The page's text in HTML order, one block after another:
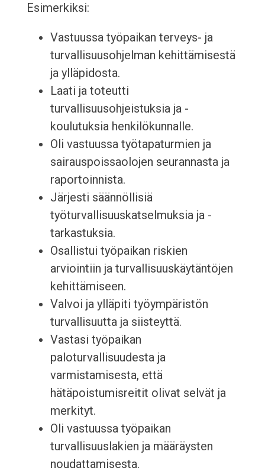
Esimerkiksi:
Vastuussa työpaikan terveys- ja
turvallisuusohjelman kehittämisestä
ja ylläpidosta.
Laati ja toteutti
turvallisuusohjeistuksia ja -
koulutuksia henkilökunnalle.
Oli vastuussa työtapaturmien ja
sairauspoissaolojen seurannasta ja
raportoinnista.
Järjesti säännöllisiä
työturvallisuuskatselmuksia ja -
tarkastuksia.
Osallistui työpaikan riskien
arviointiin ja turvallisuuskäytäntöjen
kehittämiseen.
Valvoi ja ylläpiti työympäristön
turvallisuutta ja siisteyttä.
Vastasi työpaikan
paloturvallisuudesta ja
varmistamisesta, että
hätäpoistumisreitit olivat selvät ja
merkityt.
Oli vastuussa työpaikan
turvallisuuslakien ja määräysten
noudattamisesta.